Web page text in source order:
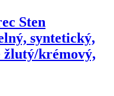
Sten
syntetický,
žlutý/krémový,